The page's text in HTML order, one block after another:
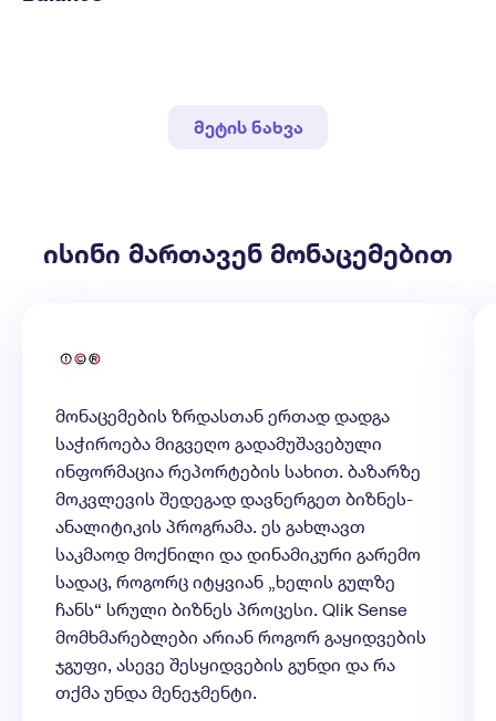
მეტის ნახვა
ისინი მართავენ მონაცემებით
მონაცემების ზრდასთან ერთად დადგა
საჭიროება მიგვეღო გადამუშავებული
ინფორმაცია რეპორტების სახით. ბაზარზე
მოკვლევის შედეგად დავნერგეთ ბიზნეს-
ანალიტიკის პროგრამა. ეს გახლავთ
საკმაოდ მოქნილი და დინამიკური გარემო
სადაც, როგორც იტყვიან „ხელის გულზე
ჩანს“ სრული ბიზნეს პროცესი. Qlik Sense
მომხმარებლები არიან როგორ გაყიდვების
ჯგუფი, ასევე შესყიდვების გუნდი და რა
თქმა უნდა მენეჯმენტი.